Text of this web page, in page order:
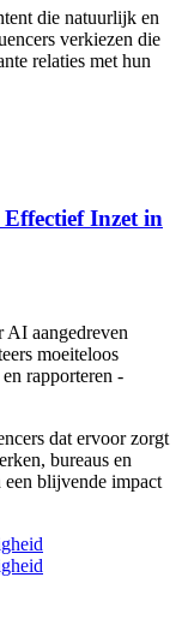
die natuurlijk en
verkiezen die
relaties met hun
Inzet in
AI aangedreven
moeiteloos
rapporteren -
dat ervoor zorgt
bureaus en
een blijvende impact